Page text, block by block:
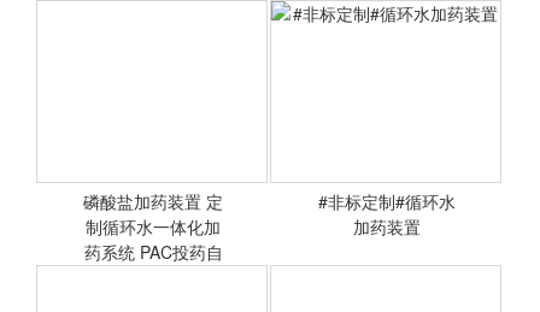
<查看详情> <查看详情>
磷酸盐加药装置 定
制循环水一体化加
药系统 PAC投药自
#非标定制#循环水
加药装置